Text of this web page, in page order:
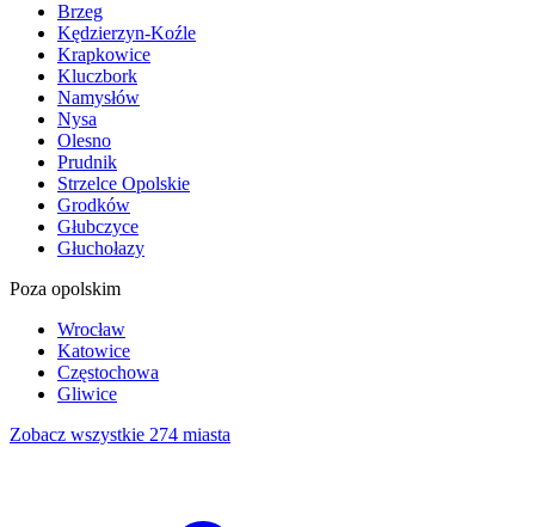
Brzeg
Kędzierzyn-Koźle
Krapkowice
Kluczbork
Namysłów
Nysa
Olesno
Prudnik
Strzelce Opolskie
Grodków
Głubczyce
Głuchołazy
Poza opolskim
Wrocław
Katowice
Częstochowa
Gliwice
Zobacz wszystkie 274 miasta